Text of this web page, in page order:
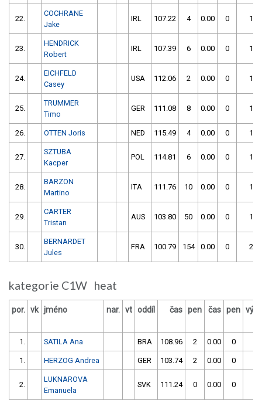
22.
COCHRANE
Jake
IRL 107.22 4 0.00 0
23.
HENDRICK
Robert
IRL 107.39 6 0.00 0
24.
EICHFELD
Casey
USA 112.06 2 0.00 0
25.
TRUMMER
Timo
GER 111.08 8 0.00 0
26. OTTEN Joris NED 115.49 4 0.00 0
27.
SZTUBA
Kacper
POL 114.81 6 0.00 0
28.
BARZON
Martino
ITA 111.76 10 0.00 0
29.
CARTER
Tristan
AUS 103.80 50 0.00 0
30.
BERNARDET
Jules
FRA 100.79 154 0.00 0
kategorie C1W heat
por. vk jméno nar. vt oddíl čas pen čas pen
1. SATILA Ana BRA 108.96 2 0.00 0
1. HERZOG Andrea GER 103.74 2 0.00 0
2.
LUKNAROVA
Emanuela
SVK 111.24 0 0.00 0